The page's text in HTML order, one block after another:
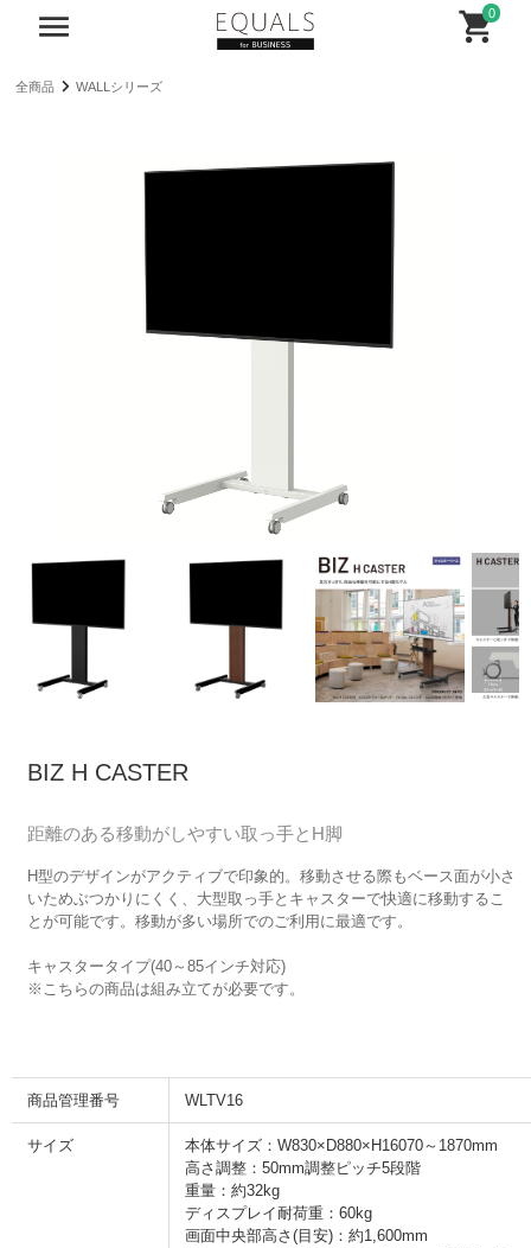
0
全商品 WALLシリーズ
BIZ H CASTER
距離のある移動がしやすい取っ手とH脚
H型のデザインがアクティブで印象的。移動させる際もベース面が小さ
いためぶつかりにくく、大型取っ手とキャスターで快適に移動するこ
とが可能です。移動が多い場所でのご利用に最適です。
キャスタータイプ(40～85インチ対応)
※こちらの商品は組み立てが必要です。
商品管理番号 WLTV16
サイズ
本体サイズ：W830×D880×H16070～1870mm
高さ調整：50mm調整ピッチ5段階
重量：約32kg
ディスプレイ耐荷重：60kg
画面中央部高さ(目安)：約1,600mm